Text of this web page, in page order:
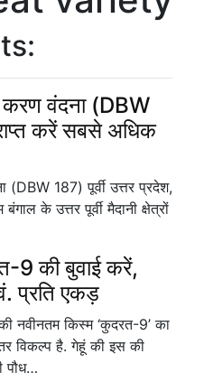
करण वंदना (DBW
करें सबसे अधिक
187) पूर्वी उत्तर प्रदेश,
के उत्तर पूर्वी मैदानी क्षेत्रों
9 की बुवाई करें,
प्रति एकड़
नवीनतम किस्म ‘कुदरत-9’ का
विकल्प है. गेहूं की इस की
पौध…